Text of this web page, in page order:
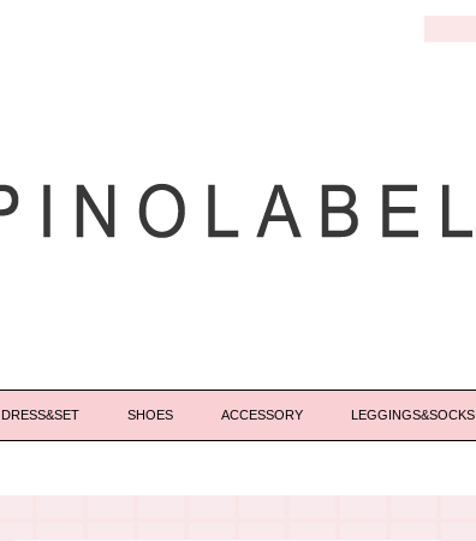
DRESS&SET SHOES ACCESSORY LEGGINGS&SOCKS